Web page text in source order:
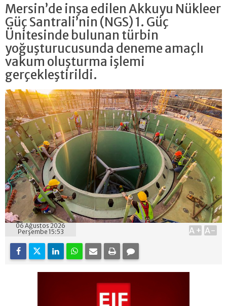
Mersin’de inşa edilen Akkuyu Nükleer
Güç Santrali’nin (NGS) 1. Güç
Ünitesinde bulunan türbin
yoğuşturucusunda deneme amaçlı
vakum oluşturma işlemi
gerçekleştirildi.
06 Ağustos 2026
Perşembe 15:53
A+ A-